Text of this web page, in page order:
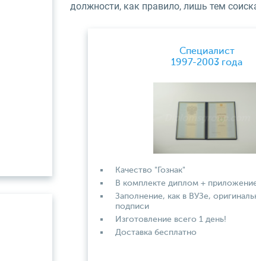
должности, как правило, лишь тем
Специалист
1997-2003 года
Качество "Гознак"
В комплекте диплом +
Заполнение, как в ВУЗе,
подписи
Изготовление всего 1 день!
Доставка бесплатно